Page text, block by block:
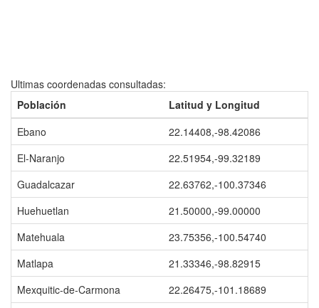
Ultimas coordenadas consultadas:
Población
Latitud y Longitud
Ebano
22.14408,-98.42086
El-Naranjo
22.51954,-99.32189
Guadalcazar
22.63762,-100.37346
Huehuetlan
21.50000,-99.00000
Matehuala
23.75356,-100.54740
Matlapa
21.33346,-98.82915
Mexquitic-de-Carmona
22.26475,-101.18689